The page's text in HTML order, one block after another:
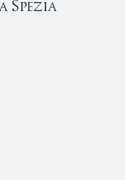
Spezia